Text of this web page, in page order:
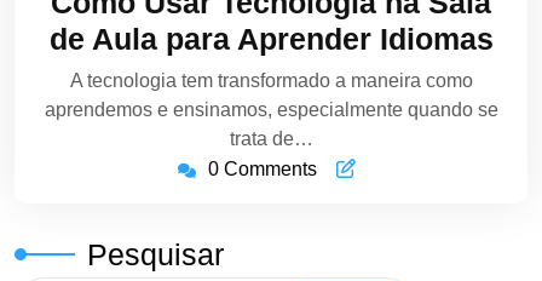
2024
de Aula para Aprender Idiomas
A tecnologia tem transformado a maneira como
aprendemos e ensinamos, especialmente quando se
trata de…
0 Comments
Pesquisar